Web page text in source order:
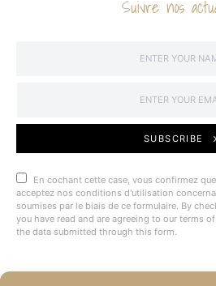
Suivre nos
SUBSCRIBE
En cochant cette case, vous confirmez
acceptez nos conditions d'utilisation
soumises par le biais de ce formulaire. By
you have read and are agreeing to our terms
the data submitted through this form.